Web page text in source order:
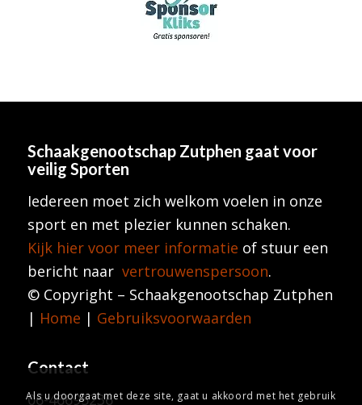
Schaakgenootschap Zutphen gaat voor
veilig Sporten
Iedereen moet zich welkom voelen in onze
sport en met plezier kunnen schaken.
Kijk hier voor meer informatie of stuur een
bericht naar vertrouwenspersoon.
© Copyright – Schaakgenootschap Zutphen
| Home | Gebruiksvoorwaarden
Contact
06-46695236
Als u doorgaat met deze site, gaat u akkoord met het gebruik